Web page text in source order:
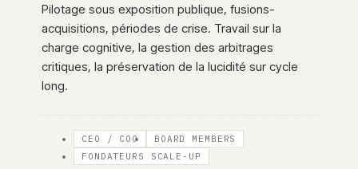
Pilotage sous exposition publique, fusions-
acquisitions, périodes de crise. Travail sur la
charge cognitive, la gestion des arbitrages
critiques, la préservation de la lucidité sur cycle
long.
CEO / COO
BOARD MEMBERS
FONDATEURS SCALE-UP